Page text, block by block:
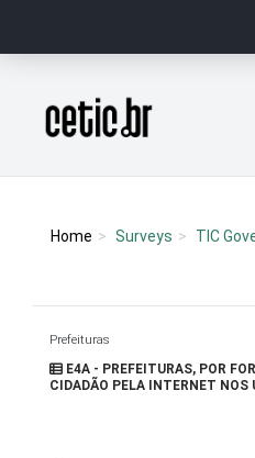
Página inicial
Home Surveys TIC
Prefeituras
E4A - PREFEITURAS, POR
CIDADÃO PELA INTERNET NOS